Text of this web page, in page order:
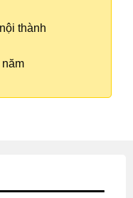
thành
năm